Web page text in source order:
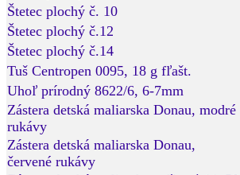
Štetec plochý č. 10
Štetec plochý č.12
Štetec plochý č.14
Tuš Centropen 0095, 18 g fľašt.
Uhoľ prírodný 8622/6, 6-7mm
Zástera detská maliarska Donau, modré
rukávy
Zástera detská maliarska Donau,
červené rukávy